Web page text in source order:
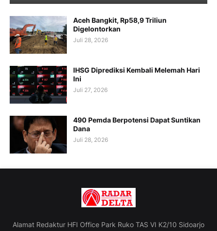
Aceh Bangkit, Rp58,9 Triliun
Digelontorkan
Juli 28, 2026
IHSG Diprediksi Kembali Melemah Hari
Ini
Juli 27, 2026
490 Pemda Berpotensi Dapat Suntikan
Dana
Juli 28, 2026
Alamat Redaktur HFI Office Park Ruko TAS VI K2/10 Sidoarjo